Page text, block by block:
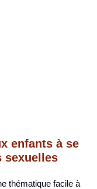
enfants à se
sexuelles
thématique facile à